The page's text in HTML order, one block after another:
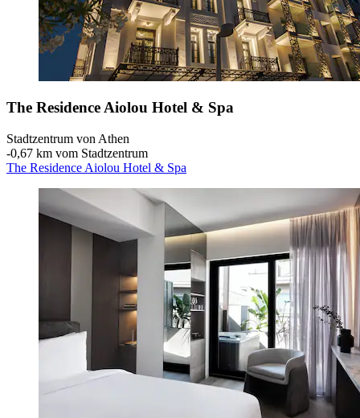
The Residence Aiolou Hotel & Spa
Stadtzentrum von Athen
‐0,67 km vom Stadtzentrum
The Residence Aiolou Hotel & Spa